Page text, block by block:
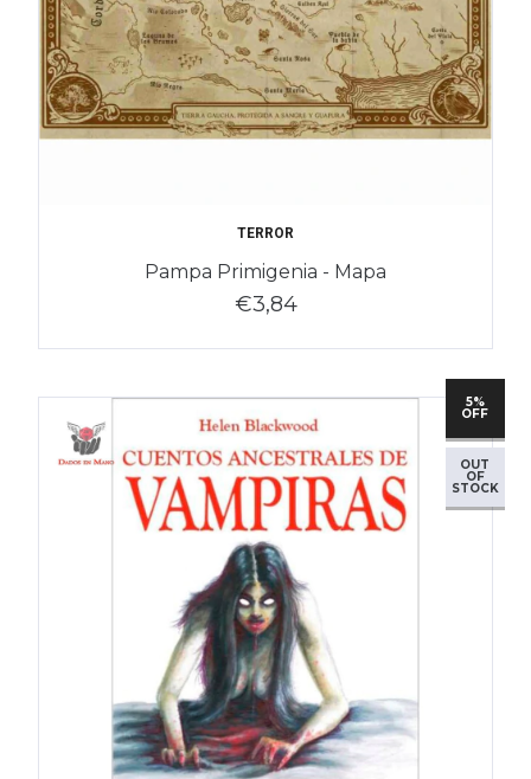
TERROR
Pampa Primigenia - Mapa
€3,84
5%
OFF
OUT
OF
STOCK